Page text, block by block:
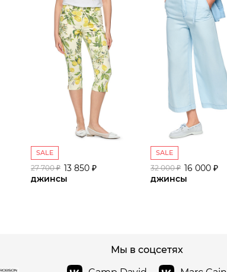
SALE
27 700 ₽ 13 850 ₽
джинсы
SALE
32 000 ₽ 16 000 ₽
джинсы
Мы в соцсетях